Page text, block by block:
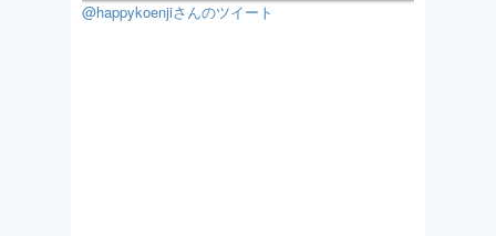
@happykoenjiさんのツイート